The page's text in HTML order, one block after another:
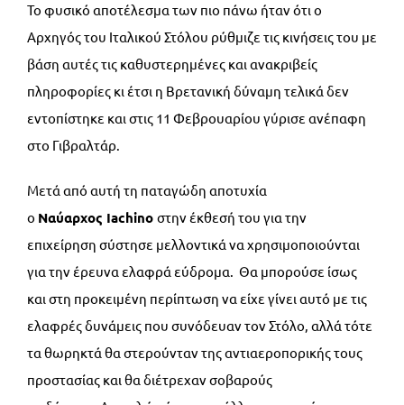
Το φυσικό αποτέλεσμα των πιο πάνω ήταν ότι ο
Αρχηγός του Ιταλικού Στόλου ρύθμιζε τις κινήσεις του με
βάση αυτές τις καθυστερημένες και ανακριβείς
πληροφορίες κι έτσι η Βρετανική δύναμη τελικά δεν
εντοπίστηκε και στις 11 Φεβρουαρίου γύρισε ανέπαφη
στο Γιβραλτάρ.
Μετά από αυτή τη παταγώδη αποτυχία
ο Ναύαρχος Iachino στην έκθεσή του για την
επιχείρηση σύστησε μελλοντικά να χρησιμοποιούνται
για την έρευνα ελαφρά εύδρομα. Θα μπορούσε ίσως
και στη προκειμένη περίπτωση να είχε γίνει αυτό με τις
ελαφρές δυνάμεις που συνόδευαν τον Στόλο, αλλά τότε
τα θωρηκτά θα στερούνταν της αντιαεροπορικής τους
προστασίας και θα διέτρεχαν σοβαρούς